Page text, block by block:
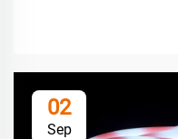
02
Sep